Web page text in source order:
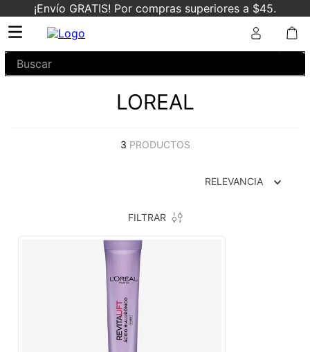
¡Envío GRATIS! Por compras superiores a $45.
Buscar
LOREAL
3 PRODUCTOS
RELEVANCIA
FILTRAR